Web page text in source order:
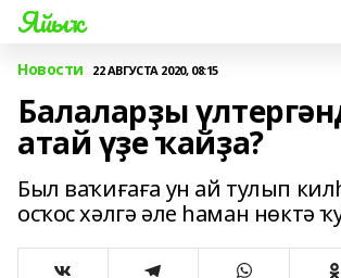
Яйыҡ
Новости 22 АВГУСТА 2020, 08:15
Балаларҙы
атай үҙе ҡайҙа?
Был ваҡиғаға ун ай тулып
осҡос хәлгә әле һаман нөктә